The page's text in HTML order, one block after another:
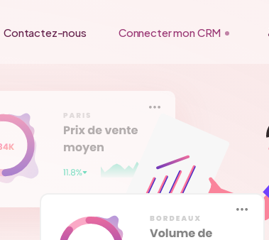
Contactez-nous Connecter mon CRM